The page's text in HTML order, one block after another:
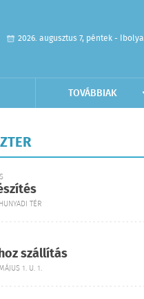
2026. augusztus 7, péntek - Ibolya
TOVÁBBIAK
TÉR
szállítás
1. U. 1.